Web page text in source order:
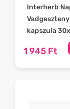
Interherb
kapszula 30x
1 945 Ft